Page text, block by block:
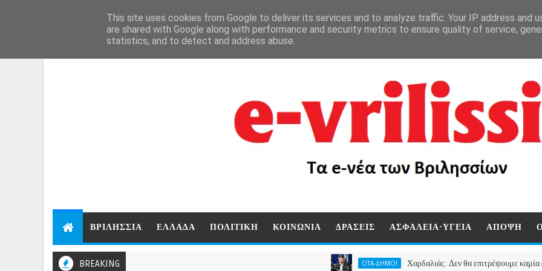
ΒΡΙΛΗΣΣΙΑ ΕΛΛΑΔΑ ΠΟΛΙΤΙΚΗ ΚΟΙΝΩΝΙΑ ΔΡΑΣΕΙΣ ΑΣΦΑΛΕΙΑ-ΥΓΕΙΑ ΑΠΟΨΗ
BREAKING ΟΤΑ-ΔΗΜΟΙ Χαρδαλιάς: Δεν θα επιτρέψουμε καμία
This site uses cookies from Google to deliver its services and to analyze traffic. Your IP address and
are shared with Google along with performance and security metrics to ensure quality of service,
statistics, and to detect and address abuse.